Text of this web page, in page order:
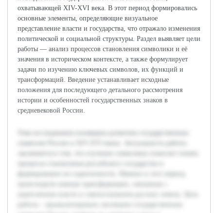
охватывающей XIV-XVI века. В этот период формировались
основные элементы, определяющие визуальное
представление власти и государства, что отражало изменения
политической и социальной структуры. Раздел выявляет цели
работы — анализ процессов становления символики и её
значения в историческом контексте, а также формулирует
задачи по изучению ключевых символов, их функций и
трансформаций. Введение устанавливает исходные
положения для последующего детального рассмотрения
истории и особенностей государственных знаков в
средневековой России.